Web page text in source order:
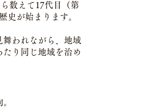
数えて17代目（第
史が始まります。
舞われながら、地域
り同じ地域を治め